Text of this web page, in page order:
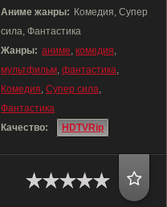
Аниме жанры: Комедия, Супер
сила, Фантастика
Жанры: аниме, комедия,
мультфильм, фантастика,
Комедия, Супер сила,
Фантастика
Качество:
HDTVRip